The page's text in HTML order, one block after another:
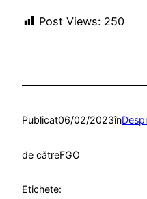
Post Views: 250
Publicat06/02/2023în
de cătreFGO
Etichete: